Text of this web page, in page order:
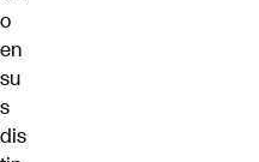
o
en
su
s
dis